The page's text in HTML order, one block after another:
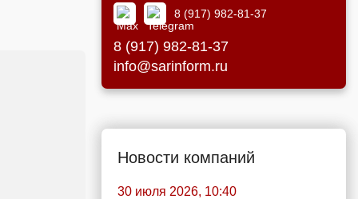
8 (917) 982-81-37
8 (917) 982-81-37
info@sarinform.ru
Новости компаний
30 июля 2026, 10:40